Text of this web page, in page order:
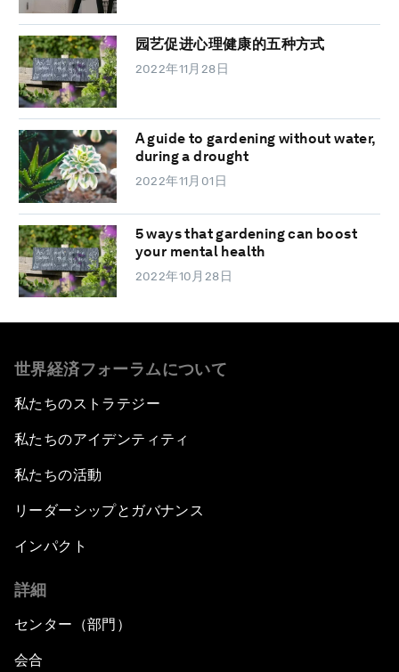
园艺促进心理健康的五种方式
2022年11月28日
A guide to gardening without water,
during a drought
2022年11月01日
5 ways that gardening can boost
your mental health
2022年10月28日
世界経済フォーラムについて
私たちのストラテジー
私たちのアイデンティティ
私たちの活動
リーダーシップとガバナンス
インパクト
詳細
センター（部門）
会合